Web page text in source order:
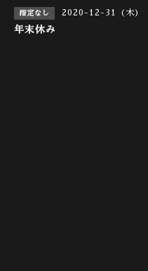
指定なし 2020-12-31 (木)
年末休み